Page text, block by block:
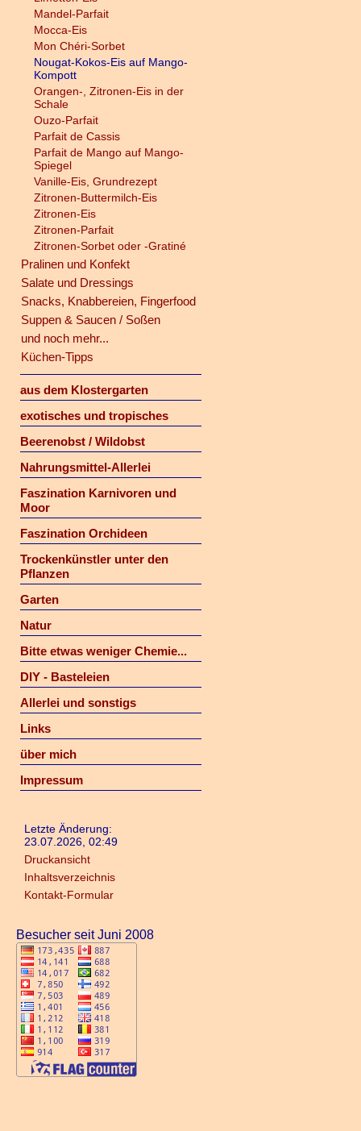
Mandel-Parfait
Mocca-Eis
Mon Chéri-Sorbet
Nougat-Kokos-Eis auf Mango-
Kompott
Orangen-, Zitronen-Eis in der
Schale
Ouzo-Parfait
Parfait de Cassis
Parfait de Mango auf Mango-
Spiegel
Vanille-Eis, Grundrezept
Zitronen-Buttermilch-Eis
Zitronen-Eis
Zitronen-Parfait
Zitronen-Sorbet oder -Gratiné
Pralinen und Konfekt
Salate und Dressings
Snacks, Knabbereien, Fingerfood
Suppen & Saucen / Soßen
und noch mehr...
Küchen-Tipps
aus dem Klostergarten
exotisches und tropisches
Beerenobst / Wildobst
Nahrungsmittel-Allerlei
Faszination Karnivoren und
Moor
Faszination Orchideen
Trockenkünstler unter den
Pflanzen
Garten
Natur
Bitte etwas weniger Chemie...
DIY - Basteleien
Allerlei und sonstigs
Links
über mich
Impressum
Letzte Änderung:
23.07.2026, 02:49
Druckansicht
Inhaltsverzeichnis
Kontakt-Formular
Besucher seit Juni 2008